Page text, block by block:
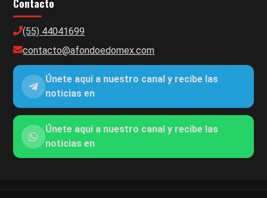
Contacto
(55) 44041699
contacto@afondoedomex.com
Únete aquí a nuestro canal y recibe las
noticias en
Únete aquí a nuestro canal y recibe las
noticias en